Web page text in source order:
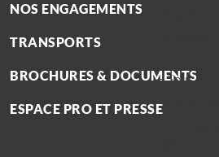
Parcs
Sous terre
NOS ENGAGEMENTS
TRANSPORTS
BROCHURES & DOCUMENTS
ESPACE PRO ET PRESSE